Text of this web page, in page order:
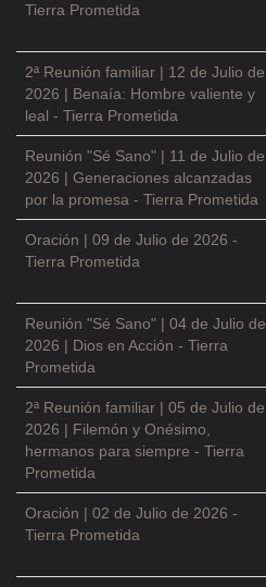
Tierra Prometida
2ª Reunión familiar | 12 de Julio de
2026 | Benaía: Hombre valiente y
leal - Tierra Prometida
Reunión "Sé Sano" | 11 de Julio de
2026 | Generaciones alcanzadas
por la promesa - Tierra Prometida
Oración | 09 de Julio de 2026 -
Tierra Prometida
Reunión "Sé Sano" | 04 de Julio de
2026 | Dios en Acción - Tierra
Prometida
2ª Reunión familiar | 05 de Julio de
2026 | Filemón y Onésimo,
hermanos para siempre - Tierra
Prometida
Oración | 02 de Julio de 2026 -
Tierra Prometida